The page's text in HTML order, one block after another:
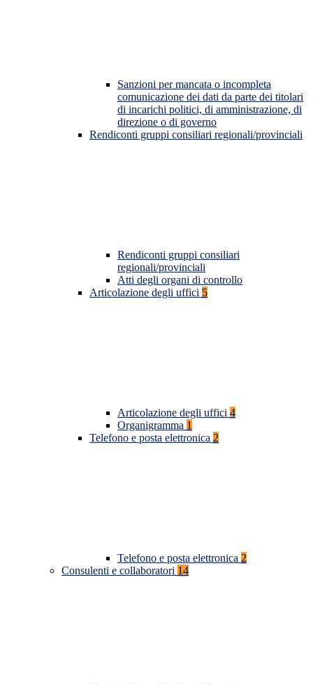
Sanzioni per mancata o incompleta
comunicazione dei dati da parte dei titolari
di incarichi politici, di amministrazione, di
direzione o di governo
Rendiconti gruppi consiliari regionali/provinciali
Rendiconti gruppi consiliari
regionali/provinciali
Atti degli organi di controllo
Articolazione degli uffici 5
Articolazione degli uffici 4
Organigramma 1
Telefono e posta elettronica 2
Telefono e posta elettronica 2
Consulenti e collaboratori 14